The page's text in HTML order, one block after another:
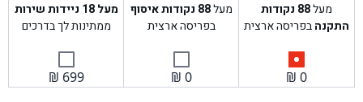
מעל88 נקודות
התקנהבפריסה ארצית
₪ 0
מעל88 נקודות איסוף
בפריסה ארצית
₪ 0
מעל 18 ניידות שירות
ממתינות לך בדרכים
₪ 699